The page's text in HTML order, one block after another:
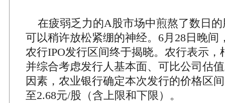
在疲弱乏力的A股市场中煎熬了数日的
可以稍许放松紧绷的神经。6月28日晚间
农行IPO发行区间终于揭晓。农行表示，
并综合考虑发行人基本面、可比公司估
因素，农业银行确定本次发行的价格区
至2.68元/股（含上限和下限）。